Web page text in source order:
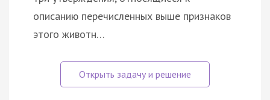
описанию перечисленных выше признаков
этого животн…